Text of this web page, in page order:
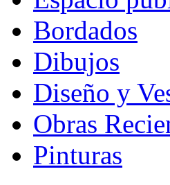
Bordados
Dibujos
Diseño y
Obras
Pinturas